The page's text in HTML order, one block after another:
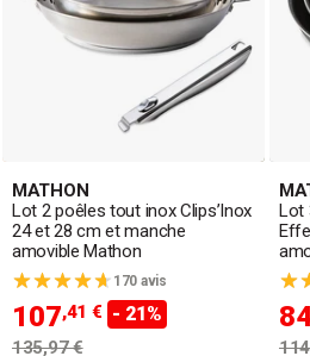
MATHON
Lot 2 poêles tout inox Clips’Inox
24 et 28 cm et manche
amovible Mathon
170 avis
107,41 € - 21%
135,97 €
Lot